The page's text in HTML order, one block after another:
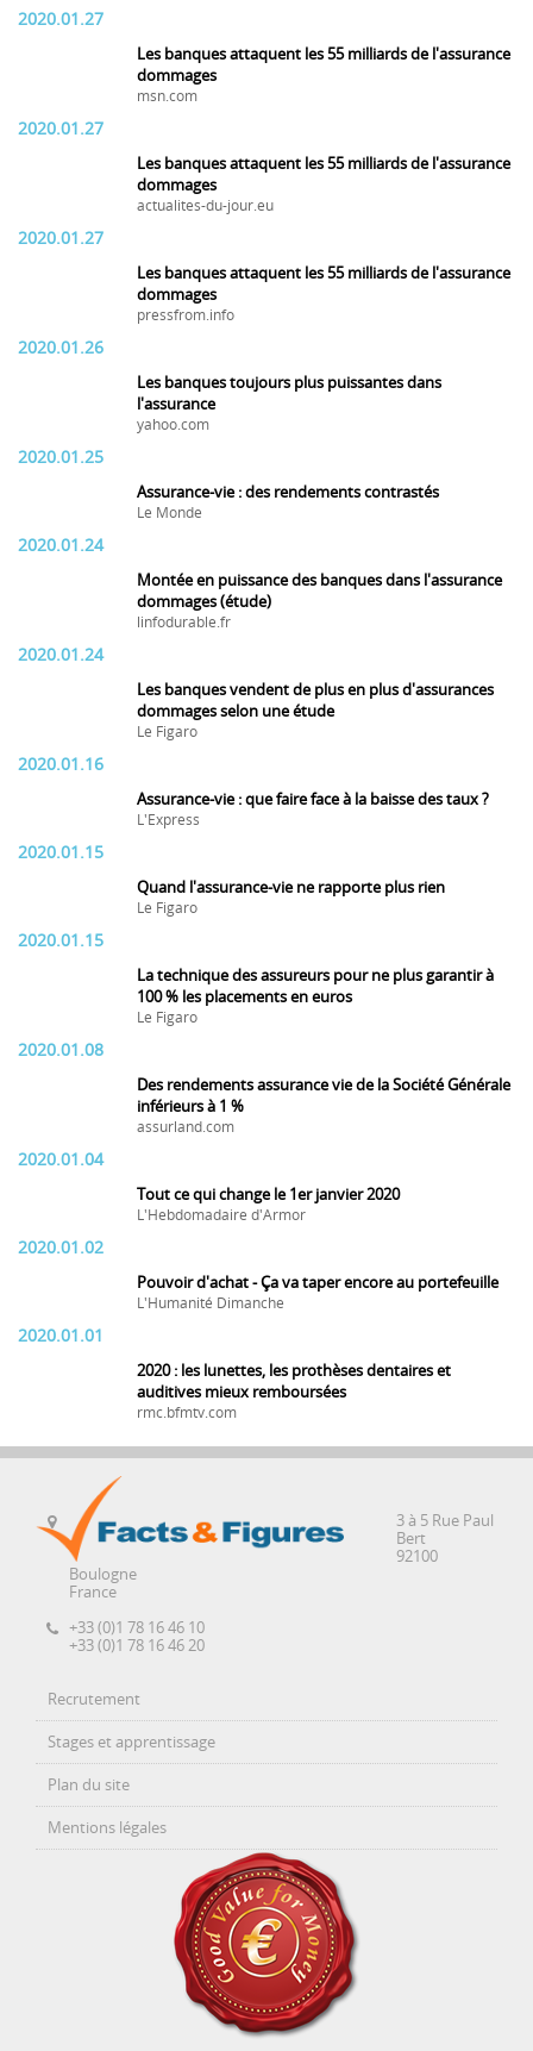
2020.01.27
Les banques attaquent les 55 milliards de l'assurance
dommages
msn.com
2020.01.27
Les banques attaquent les 55 milliards de l'assurance
dommages
actualites-du-jour.eu
2020.01.27
Les banques attaquent les 55 milliards de l'assurance
dommages
pressfrom.info
2020.01.26
Les banques toujours plus puissantes dans
l'assurance
yahoo.com
2020.01.25
Assurance-vie : des rendements contrastés
Le Monde
2020.01.24
Montée en puissance des banques dans l'assurance
dommages (étude)
linfodurable.fr
2020.01.24
Les banques vendent de plus en plus d'assurances
dommages selon une étude
Le Figaro
2020.01.16
Assurance-vie : que faire face à la baisse des taux ?
L'Express
2020.01.15
Quand l'assurance-vie ne rapporte plus rien
Le Figaro
2020.01.15
La technique des assureurs pour ne plus garantir à
100 % les placements en euros
Le Figaro
2020.01.08
Des rendements assurance vie de la Société Générale
inférieurs à 1 %
assurland.com
2020.01.04
Tout ce qui change le 1er janvier 2020
L'Hebdomadaire d'Armor
2020.01.02
Pouvoir d'achat - Ça va taper encore au portefeuille
L'Humanité Dimanche
2020.01.01
2020 : les lunettes, les prothèses dentaires et
auditives mieux remboursées
rmc.bfmtv.com
3 à 5 Rue Paul
Bert
92100
Boulogne
France
+33 (0)1 78 16 46 10
+33 (0)1 78 16 46 20
Recrutement
Stages et apprentissage
Plan du site
Mentions légales